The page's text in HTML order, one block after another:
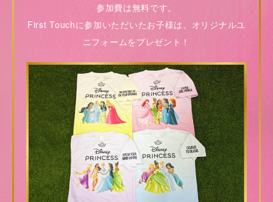
参加費は無料です。
First Touchに参加いただいたお子様は、オリジナルユ
ニフォームをプレゼント！